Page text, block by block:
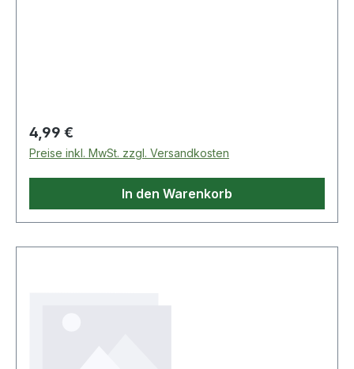
Regulärer Preis:
4,99 €
Preise inkl. MwSt. zzgl. Versandkosten
In den Warenkorb